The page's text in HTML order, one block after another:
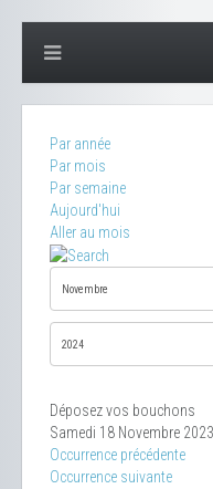
Par année
Par mois
Par semaine
Aujourd'hui
Aller au mois
Déposez vos bouchons
Samedi 18 Novembre
Occurrence précédente
Occurrence suivante